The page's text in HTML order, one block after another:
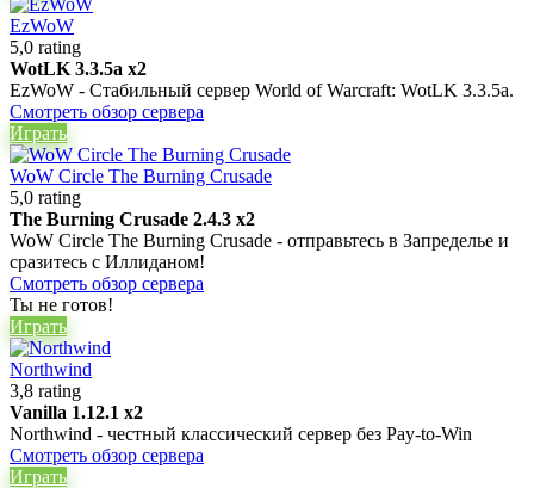
EzWoW
5,0 rating
WotLK 3.3.5a x2
EzWoW - Стабильный сервер World of Warcraft: WotLK 3.3.5a.
Смотреть обзор сервера
Играть
WoW Circle The Burning Crusade
5,0 rating
The Burning Crusade 2.4.3 x2
WoW Circle The Burning Crusade - отправьтесь в Запределье и
сразитесь с Иллиданом!
Смотреть обзор сервера
Ты не готов!
Играть
Northwind
3,8 rating
Vanilla 1.12.1 x2
Northwind - честный классический сервер без Pay-to-Win
Смотреть обзор сервера
Играть